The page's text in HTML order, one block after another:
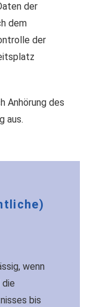
der
dem
der
Anhörung des
aus.
wenn
bis